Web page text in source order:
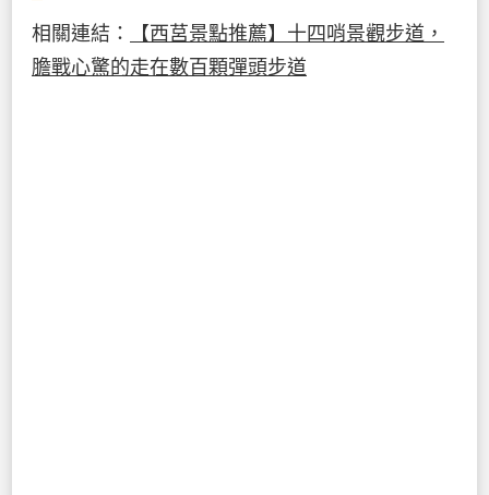
相關連結：
【西莒景點推薦】十四哨景觀步道，
膽戰心驚的走在數百顆彈頭步道